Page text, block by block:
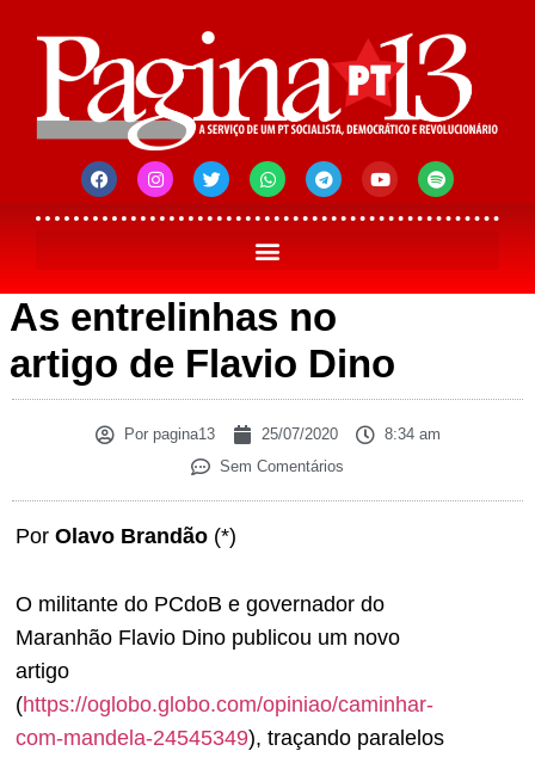
As entrelinhas no
artigo de Flavio Dino
Porpagina13 25/07/2020
8:34 am
Sem Comentários
Por Olavo Brandão (*)
O militante do PCdoB e governador do
Maranhão Flavio Dino publicou um novo
artigo
(https://oglobo.globo.com/opiniao/caminhar-
com-mandela-24545349), traçando paralelos